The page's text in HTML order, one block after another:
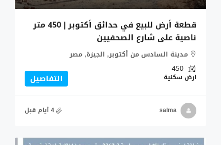
قطعة أرض للبيع في حدائق أكتوبر | 450 متر
ناصية على شارع الصحفيين
مدينة السادس من أكتوبر, الجيزة, مصر
450
ارض سكنية التفاصيل
salma